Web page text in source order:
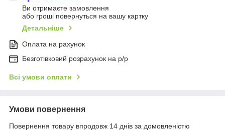
Ви отримаєте замовлення
або гроші повернуться на вашу картку
Детальніше
Оплата на рахунок
Безготівковий розрахунок на р/р
Всі умови оплати
Умови повернення
Повернення товару впродовж 14 днів за домовленістю